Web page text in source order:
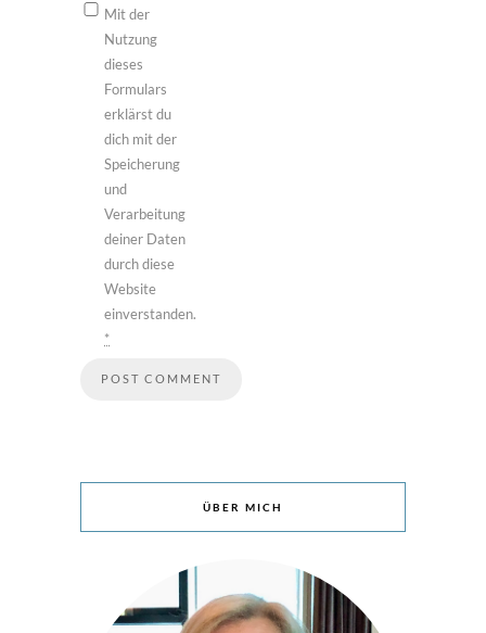
Mit der
Nutzung
dieses
Formulars
erklärst du
dich mit der
Speicherung
und
Verarbeitung
deiner Daten
durch diese
Website
einverstanden.
*
ÜBER MICH